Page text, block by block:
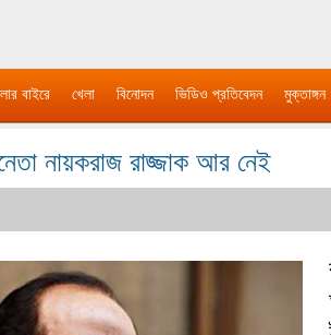
বাইরে খেলা বিনোদন ভিডিও প্রতিবেদন মুক্তাঙ্গন
নায়করাজ রাজ্জাক আর নেই